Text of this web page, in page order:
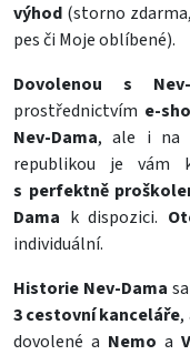
výhod (storno
pes či Moje oblíbené).
Dovolenou s
prostřednictvím e-
Nev-Dama, ale i na
republikou je vám
s perfektně
Dama k dispozici.
individuální.
Historie Nev-Dama
3 cestovní kanceláře,
dovolené a Nemo a